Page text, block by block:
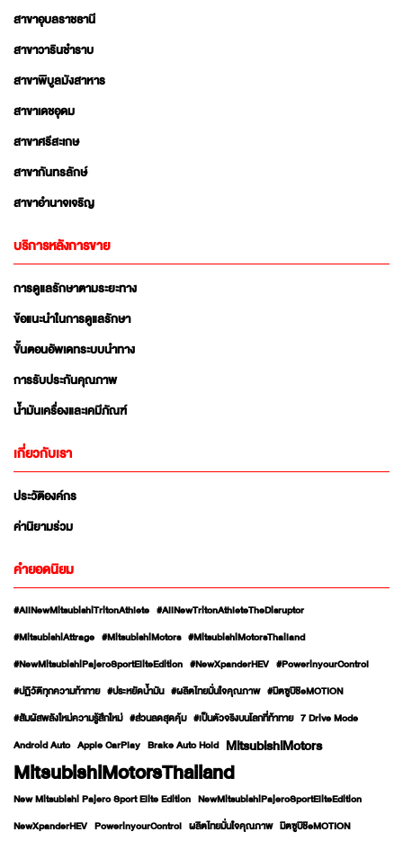
สาขาอุบลราชธานี
สาขาวารินชำราบ
สาขาพิบูลมังสาหาร
สาขาเดชอุดม
สาขาศรีสะเกษ
สาขากันทรลักษ์
สาขาอำนาจเจริญ
บริการหลังการขาย
การดูแลรักษาตามระยะทาง
ข้อแนะนำในการดูแลรักษา
ขั้นตอนอัพเดทระบบนำทาง
การรับประกันคุณภาพ
น้ำมันเครื่องและเคมีภัณฑ์
เกี่ยวกับเรา
ประวัติองค์กร
ค่านิยามร่วม
คำยอดนิยม
#AllNewMitsubishiTritonAthlete #AllNewTritonAthleteTheDisruptor
#MitsubishiAttrage #MitsubishiMotors #MitsubishiMotorsThailand
#NewMitsubishiPajeroSportEliteEdition #NewXpanderHEV #PowerinyourControl
#ปฏิวัติทุกความท้าทาย #ประหยัดน้ำมัน #ผลิตไทยมั่นใจคุณภาพ #มิตซูบิชิeMOTION
#สัมผัสพลังใหม่ความรู้สึกใหม่ #ส่วนลดสุดคุ้ม #เป็นตัวจริงบนโลกที่ท้าทาย 7 Drive Mode
Android Auto Apple CarPlay Brake Auto Hold MitsubishiMotors
MitsubishiMotorsThailand
New Mitsubishi Pajero Sport Elite Edition NewMitsubishiPajeroSportEliteEdition
NewXpanderHEV PowerinyourControl ผลิตไทยมั่นใจคุณภาพ มิตซูบิชิeMOTION